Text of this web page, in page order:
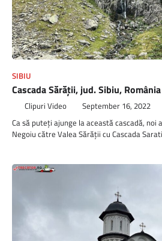
SIBIU
Cascada Sărății, jud. Sibiu, România
Clipuri Video September 16, 2022
Ca să puteți ajunge la această cascadă, noi
Negoiu către Valea Sărății cu Cascada